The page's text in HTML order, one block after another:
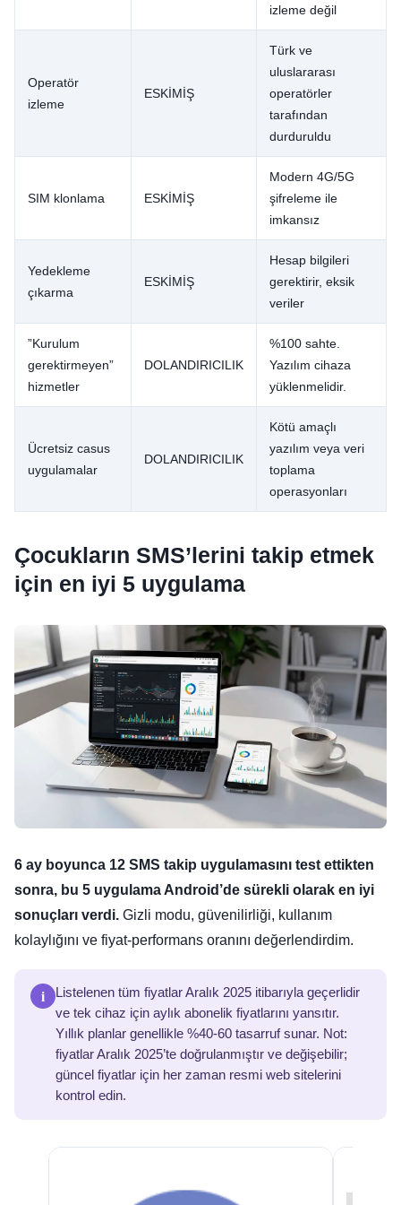
izleme değil
Operatör
izleme
ESKİMİŞ
Türk ve
uluslararası
operatörler
tarafından
durduruldu
SIM klonlama ESKİMİŞ
Modern 4G/5G
şifreleme ile
imkansız
Yedekleme
çıkarma
ESKİMİŞ
Hesap bilgileri
gerektirir, eksik
veriler
”Kurulum
gerektirmeyen”
hizmetler
DOLANDIRICILIK
%100 sahte.
Yazılım cihaza
yüklenmelidir.
Ücretsiz casus
uygulamalar
DOLANDIRICILIK
Kötü amaçlı
yazılım veya veri
toplama
operasyonları
Çocukların SMS’lerini takip etmek
için en iyi 5 uygulama
6 ay boyunca 12 SMS takip uygulamasını test ettikten
sonra, bu 5 uygulama Android’de sürekli olarak en iyi
sonuçları verdi. Gizli modu, güvenilirliği, kullanım
kolaylığını ve fiyat-performans oranını değerlendirdim.
i
Listelenen tüm fiyatlar Aralık 2025 itibarıyla geçerlidir
ve tek cihaz için aylık abonelik fiyatlarını yansıtır.
Yıllık planlar genellikle %40-60 tasarruf sunar. Not:
fiyatlar Aralık 2025’te doğrulanmıştır ve değişebilir;
güncel fiyatlar için her zaman resmi web sitelerini
kontrol edin.